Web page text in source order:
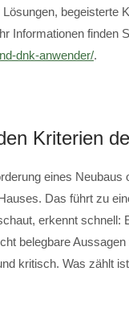
begeisterte
Informationen finden
dnk-anwender/.
Kriterien
eines
Das führt zu
erkennt schnell:
belegbare
kritisch. Was zählt